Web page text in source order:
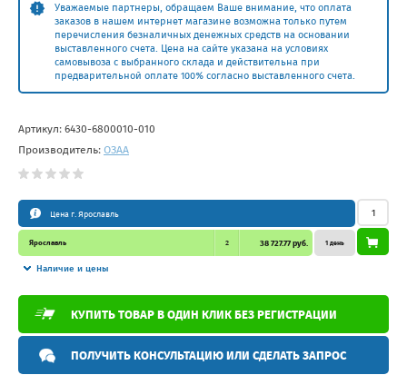
Уважаемые партнеры, обращаем Ваше внимание, что оплата
заказов в нашем интернет магазине возможна только путем
перечисления безналичных денежных средств на основании
выставленного счета. Цена на сайте указана на условиях
самовывоза с выбранного склада и действительна при
предварительной оплате 100% согласно выставленного счета.
Артикул: 6430-6800010-010
Производитель: ОЗАА
Цена г. Ярославль
Ярославль 2 38 727.77 руб.
Наличие и цены
1 день
КУПИТЬ ТОВАР В ОДИН КЛИК БЕЗ РЕГИСТРАЦИИ
ПОЛУЧИТЬ КОНСУЛЬТАЦИЮ ИЛИ СДЕЛАТЬ ЗАПРОС